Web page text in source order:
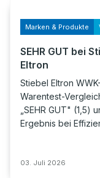
Marken & Produkte
SEHR GUT bei
Eltron
Stiebel Eltron
Warentest-
„SEHR GUT"
Ergebnis bei
03. Juli 2026